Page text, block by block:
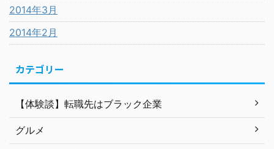
2014年3月
2014年2月
カテゴリー
【体験談】転職先はブラック企業
グルメ